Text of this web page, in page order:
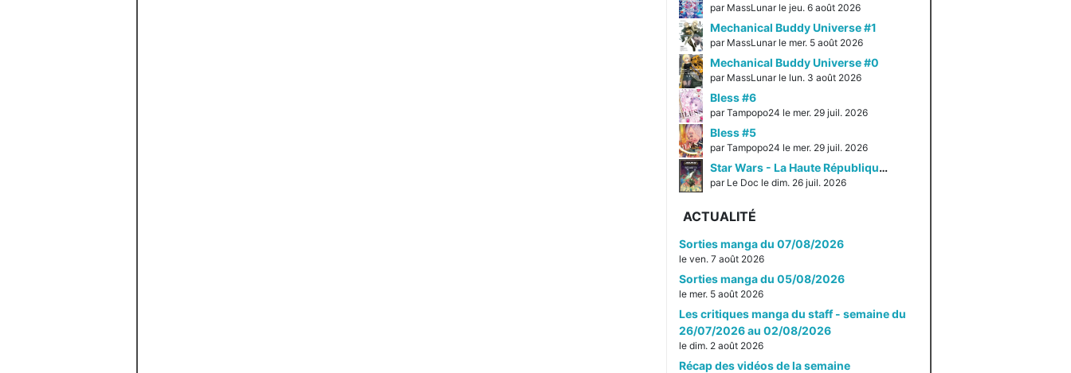
par MassLunar le jeu. 6 août 2026
Mechanical Buddy Universe #1
par MassLunar le mer. 5 août 2026
Mechanical Buddy Universe #0
par MassLunar le lun. 3 août 2026
Bless #6
par Tampopo24 le mer. 29 juil. 2026
Bless #5
par Tampopo24 le mer. 29 juil. 2026
Star Wars - La Haute République - Un équilibre fragile
par Le Doc le dim. 26 juil. 2026
ACTUALITÉ
Sorties manga du 07/08/2026
le ven. 7 août 2026
Sorties manga du 05/08/2026
le mer. 5 août 2026
Les critiques manga du staff - semaine du
26/07/2026 au 02/08/2026
le dim. 2 août 2026
Récap des vidéos de la semaine